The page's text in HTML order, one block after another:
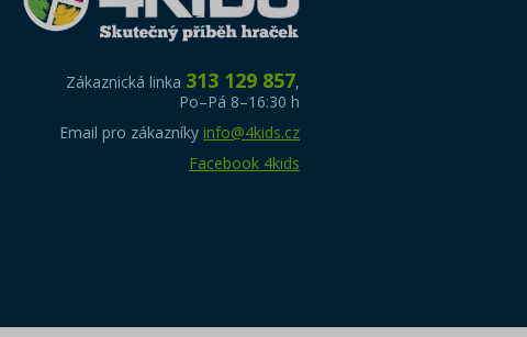
Zákaznická linka 313 129 857,
Po–Pá 8–16:30 h
Email pro zákazníky info@4kids.cz
Facebook 4kids